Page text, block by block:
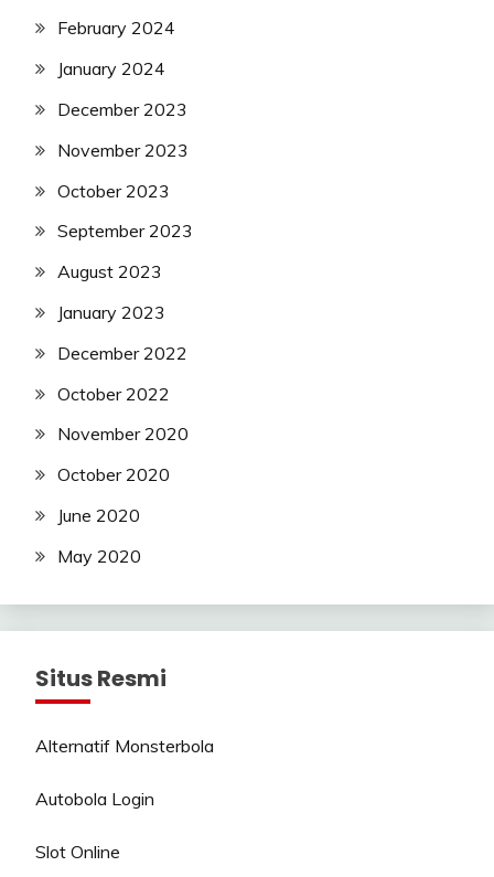
February 2024
January 2024
December 2023
November 2023
October 2023
September 2023
August 2023
January 2023
December 2022
October 2022
November 2020
October 2020
June 2020
May 2020
Situs Resmi
Alternatif Monsterbola
Autobola Login
Slot Online